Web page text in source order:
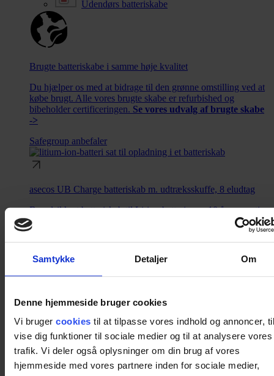
Samtykke Detaljer Om
Denne hjemmeside bruger cookies
Vi bruger cookies til at tilpasse vores indhold og annoncer,
vise dig funktioner til sociale medier og til at analysere vores
trafik. Vi deler også oplysninger om din brug af vores
hjemmeside med vores partnere inden for sociale medier,
Udendørs batteriskabe
Brugte batteriskabe i samme høje kvalitet
Du hjælper os med at bidrage til den grønne omstilling ved at
købe brugt. Alle vores brugte skabe er refurbished og
bibeholder certificeringen. Se vores udvalg af brugte skabe
->
Safegroup anbefaler
asecos UB Charge batteriskab m. udtræksskuffe, 8 eludtag
Brandsikkert batteriskab til Li-ion-batterier m. 10 års garanti.
Opbevaringsskabe
Opbevaringsskabe